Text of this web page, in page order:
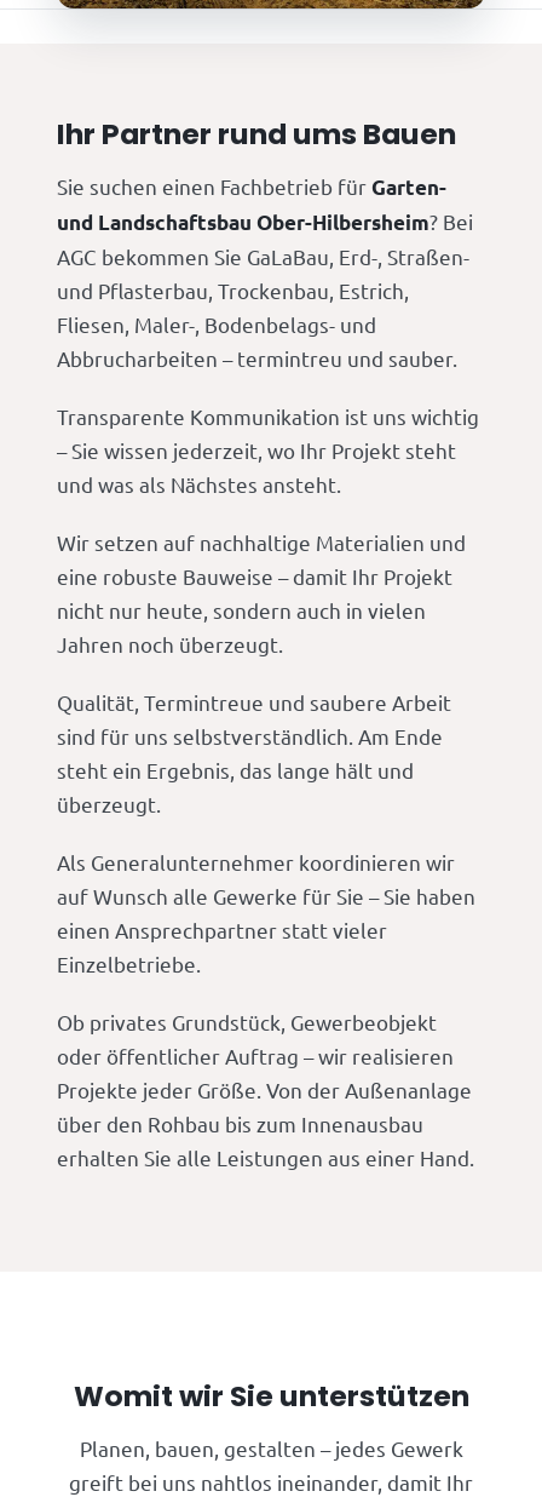
Ihr Partner rund ums Bauen
Sie suchen einen Fachbetrieb fürGarten-
und Landschaftsbau Ober-Hilbersheim? Bei
AGC bekommen Sie GaLaBau, Erd-, Straßen-
und Pflasterbau, Trockenbau, Estrich,
Fliesen, Maler-, Bodenbelags- und
Abbrucharbeiten – termintreu und sauber.
Transparente Kommunikation ist uns wichtig
– Sie wissen jederzeit, wo Ihr Projekt steht
und was als Nächstes ansteht.
Wir setzen auf nachhaltige Materialien und
eine robuste Bauweise – damit Ihr Projekt
nicht nur heute, sondern auch in vielen
Jahren noch überzeugt.
Qualität, Termintreue und saubere Arbeit
sind für uns selbstverständlich. Am Ende
steht ein Ergebnis, das lange hält und
überzeugt.
Als Generalunternehmer koordinieren wir
auf Wunsch alle Gewerke für Sie – Sie haben
einen Ansprechpartner statt vieler
Einzelbetriebe.
Ob privates Grundstück, Gewerbeobjekt
oder öffentlicher Auftrag – wir realisieren
Projekte jeder Größe. Von der Außenanlage
über den Rohbau bis zum Innenausbau
erhalten Sie alle Leistungen aus einer Hand.
Womit wir Sie unterstützen
Planen, bauen, gestalten – jedes Gewerk
greift bei uns nahtlos ineinander, damit Ihr